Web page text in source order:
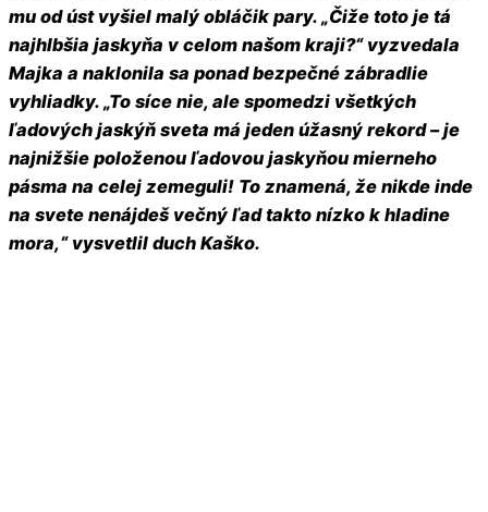
mu od úst vyšiel malý obláčik pary. „Čiže toto je tá
najhlbšia jaskyňa v celom našom kraji?“ vyzvedala
Majka a naklonila sa ponad bezpečné zábradlie
vyhliadky. „To síce nie, ale spomedzi všetkých
ľadových jaskýň sveta má jeden úžasný rekord – je
najnižšie položenou ľadovou jaskyňou mierneho
pásma na celej zemeguli! To znamená, že nikde inde
na svete nenájdeš večný ľad takto nízko k hladine
mora,“ vysvetlil duch Kaško.